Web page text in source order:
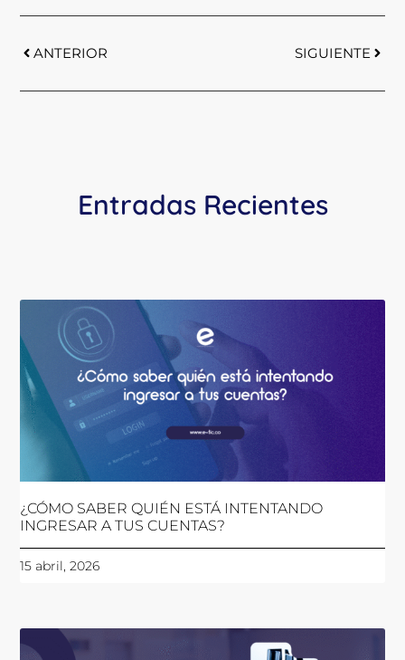
ANTERIOR SIGUIENTE
Entradas Recientes
¿CÓMO SABER QUIÉN ESTÁ INTENTANDO
INGRESAR A TUS CUENTAS?
15 abril, 2026